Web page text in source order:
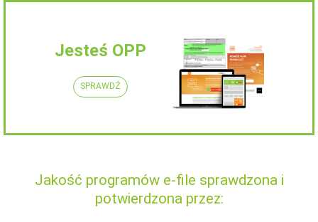
Jesteś OPP
SPRAWDŹ
Jakość programów e-file sprawdzona i
potwierdzona przez: